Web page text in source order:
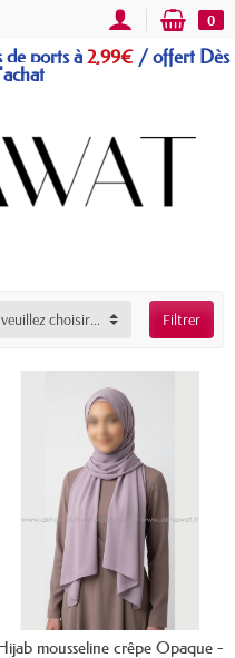
de ports à 2,99€ /offert Dès
0
-- veuillez choisir -- Filtrer
mousseline crêpe Opaque -